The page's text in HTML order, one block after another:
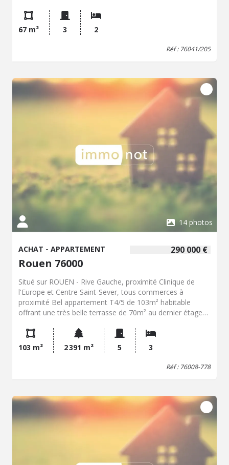
67 m² 3 2
Réf : 76041/205
14 photos
290 000 €
ACHAT - APPARTEMENT
Rouen 76000
Situé sur ROUEN - Rive Gauche, proximité Clinique de
l'Europe et Centre Saint-Sever, tous commerces à
proximité Bel appartement T4/5 de 103m² habitable
offrant une très belle terrasse de 70m² au dernier étage
pièce de vie de 38m² exposé plein sud, cuisine ouverte
aménagée et équipée, 3 chambres dont une avec salle de
bains privative avec WC, salle d'eau, WC, dégagement et
placards. Belle et grande terrasse offrant une triple
au 06.72.09.40.96 LES PLUS : Tout confort, grande
terrasse, beaux volumes, ascenseur, garage...
103 m² 2 391 m² 5 3
Réf : 76008-778